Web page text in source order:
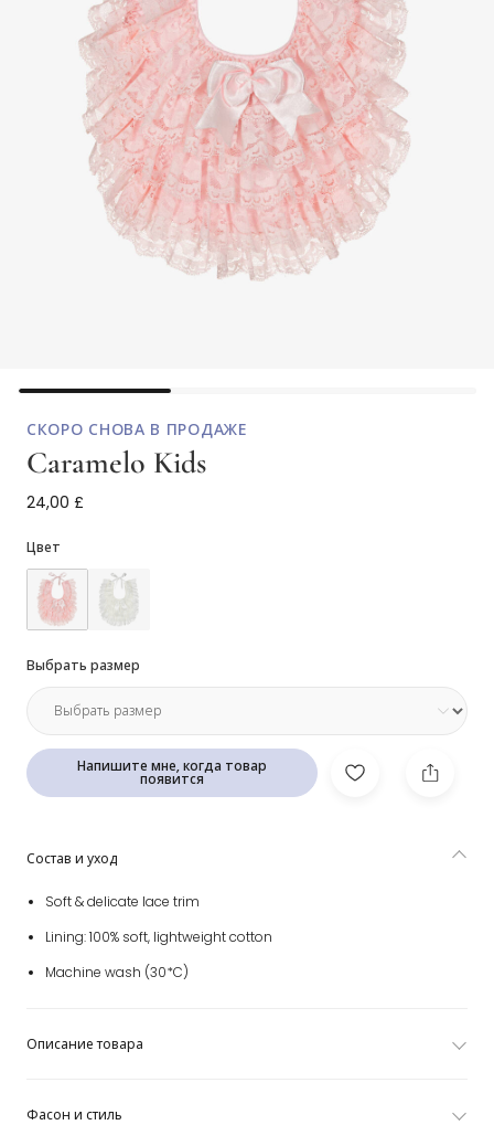
СКОРО СНОВА В ПРОДАЖЕ
Caramelo Kids
Розовый кружевной нагрудник для малышек
24,00 £
Цвет
Выбрать размер
Напишите мне, когда товар
появится
Состав и уход
Soft & delicate lace trim
Lining: 100% soft, lightweight cotton
Machine wash (30*C)
Описание товара
Фасон и стиль